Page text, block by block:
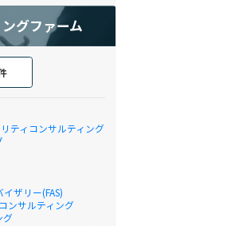
グファーム
ティコンサルティング
ザリー(FAS)
ンサルティング
グ